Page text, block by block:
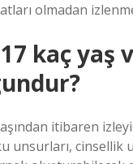
olmadan
kaç yaş
itibaren
unsurları, cinsellik